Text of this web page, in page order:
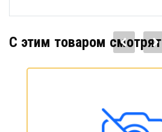
C этим товаром смотрят